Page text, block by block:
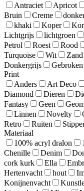
Antraciet
Apricot
Bruin
Creme
khaki
Koper
Lichtgrijs
lichtgroen
Petrol
Roest Rood
Turquoise
Wit Zand
Donkergrijs
Print
Anders
Art Deco
Diamond
Dieren
Fantasy
Geen
Linnen
Novelty
Retro
Ruiten
Materiaal
100% acryl dralon
Chenille
Denim
cork kurk
Ella
Hertenvacht
hout
Konijnenvacht